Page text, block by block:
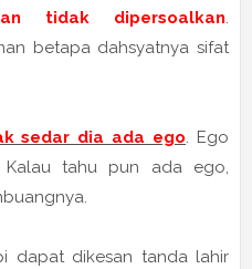
tidak dipersoalkan.
betapa dahsyatnya sifat
sedar dia ada ego. Ego
Kalau tahu pun ada ego,
dapat dikesan tanda lahir